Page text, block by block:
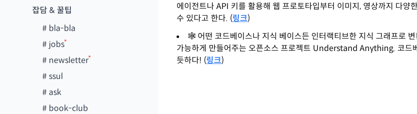
잡담 & 꿀팁
# bla-bla
# jobs
# newsletter
#ssul
# ask
# book-club
에이전트나 API 키를 활용해 웹 프로토타입부터 이미지, 영상까지 다양
수 있다고 한다. (링크)
🕸️ 어떤 코드베이스나 지식 베이스든 인터랙티브한 지식 그래프로 변
가능하게 만들어주는 오픈소스 프로젝트 Understand Anything. 코드
듯하다! (링크)